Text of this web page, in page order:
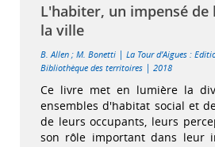
L'habiter, un impensé
la ville
B. Allen ; M. Bonetti | La Tour d’Aigues :
Bibliothèque des territoires | 2018
Ce livre met en lumière la
ensembles d'habitat social et
de leurs occupants, leurs
son rôle important dans leur